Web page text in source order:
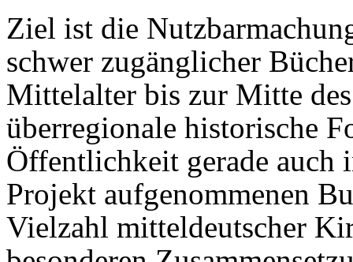
Ziel ist die
schwer zugänglicher
Mittelalter bis zur Mitte
überregionale historische
Öffentlichkeit gerade auch
Projekt aufgenommenen
Vielzahl mitteldeutscher